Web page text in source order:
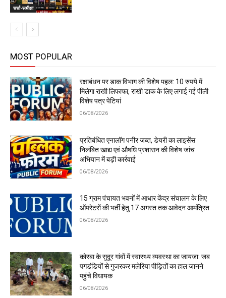
चर्चा-समीक्षा
MOST POPULAR
रक्षाबंधन पर डाक विभाग की विशेष पहल: 10 रुपये में
मिलेगा राखी लिफाफा, राखी डाक के लिए लगाई गईं पीली
विशेष पत्र पेटियां
06/08/2026
प्रतिबंधित एनालॉग पनीर जब्त, डेयरी का लाइसेंस
निलंबित खाद्य एवं औषधि प्रशासन की विशेष जांच
अभियान में बड़ी कार्रवाई
06/08/2026
15 ग्राम पंचायत भवनों में आधार केंद्र संचालन के लिए
ऑपरेटरों की भर्ती हेतु 17 अगस्त तक आवेदन आमंत्रित
06/08/2026
कोरबा के सुदूर गांवों में स्वास्थ्य व्यवस्था का जायजा: जब
पगडंडियों से गुजरकर मलेरिया पीड़ितों का हाल जानने
पहुंचे विधायक
06/08/2026